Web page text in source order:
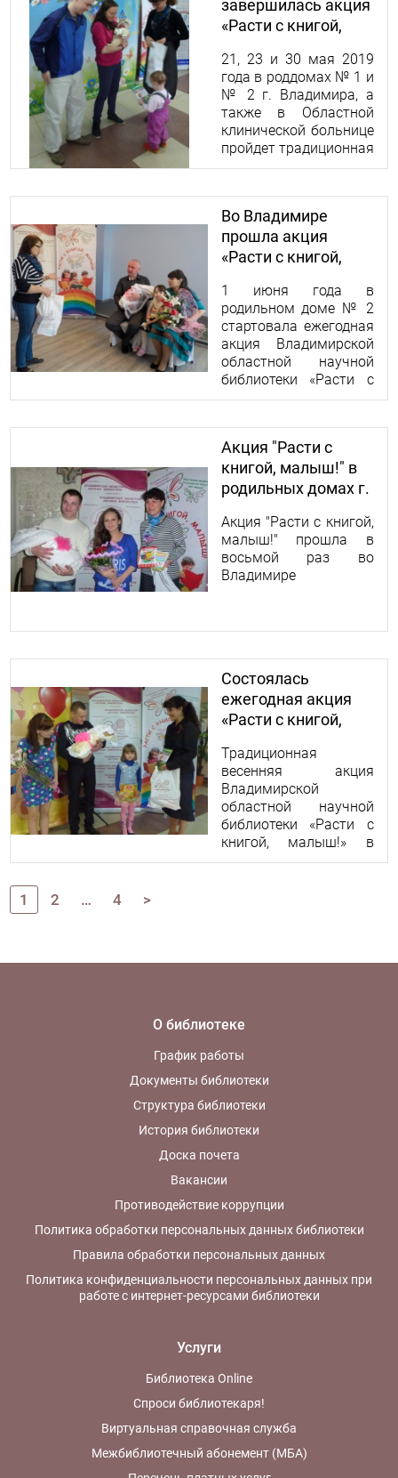
завершилась акция
«Расти с книгой,
21, 23 и 30 мая 2019
года в роддомах № 1 и
№ 2 г. Владимира, а
также в Областной
клинической больнице
пройдет традиционная
библиотечно-
акция «Расти с книгой,
малыш!».
Во Владимире
прошла акция
«Расти с книгой,
1 июня года в
родильном доме № 2
стартовала ежегодная
акция Владимирской
областной научной
библиотеки «Расти с
книгой, малыш!».
Акция "Расти с
книгой, малыш!" в
родильных домах г.
Акция "Расти с книгой,
малыш!" прошла в
восьмой раз во
Владимире
Состоялась
ежегодная акция
«Расти с книгой,
Традиционная
весенняя акция
Владимирской
областной научной
библиотеки «Расти с
книгой, малыш!» в
рамках Областного
1 2 … 4 >
О библиотеке
График работы
Документы библиотеки
Структура библиотеки
История библиотеки
Доска почета
Вакансии
Противодействие коррупции
Политика обработки персональных данных библиотеки
Правила обработки персональных данных
Политика конфиденциальности персональных данных при
работе с интернет-ресурсами библиотеки
Услуги
Библиотека Online
Спроси библиотекаря!
Виртуальная справочная служба
Межбиблиотечный абонемент (МБА)